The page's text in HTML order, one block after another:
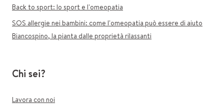
Back to sport: lo sport e l'omeopatia
SOS allergie nei bambini: come l'omeopatia può essere di aiuto
Biancospino, la pianta dalle proprietà rilassanti
Chi sei?
Lavora con noi